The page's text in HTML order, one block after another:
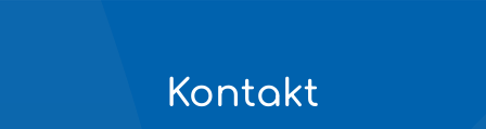
Kontakt